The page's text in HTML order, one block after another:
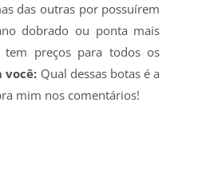
das outras por possuírem
dobrado ou ponta mais
tem preços para todos os
você: Qual dessas botas é a
mim nos comentários!